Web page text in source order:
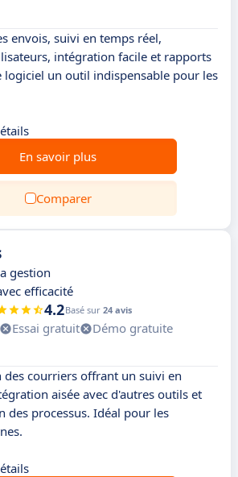
envois, suivi en temps réel,
intégration facile et rapports
logiciel un outil indispensable pour les
En savoir plus
Comparer
gestion
efficacité
4.2Basé sur 24 avis
Essai gratuit
Démo gratuite
des courriers offrant un suivi en
aisée avec d'autres outils et
des processus. Idéal pour les